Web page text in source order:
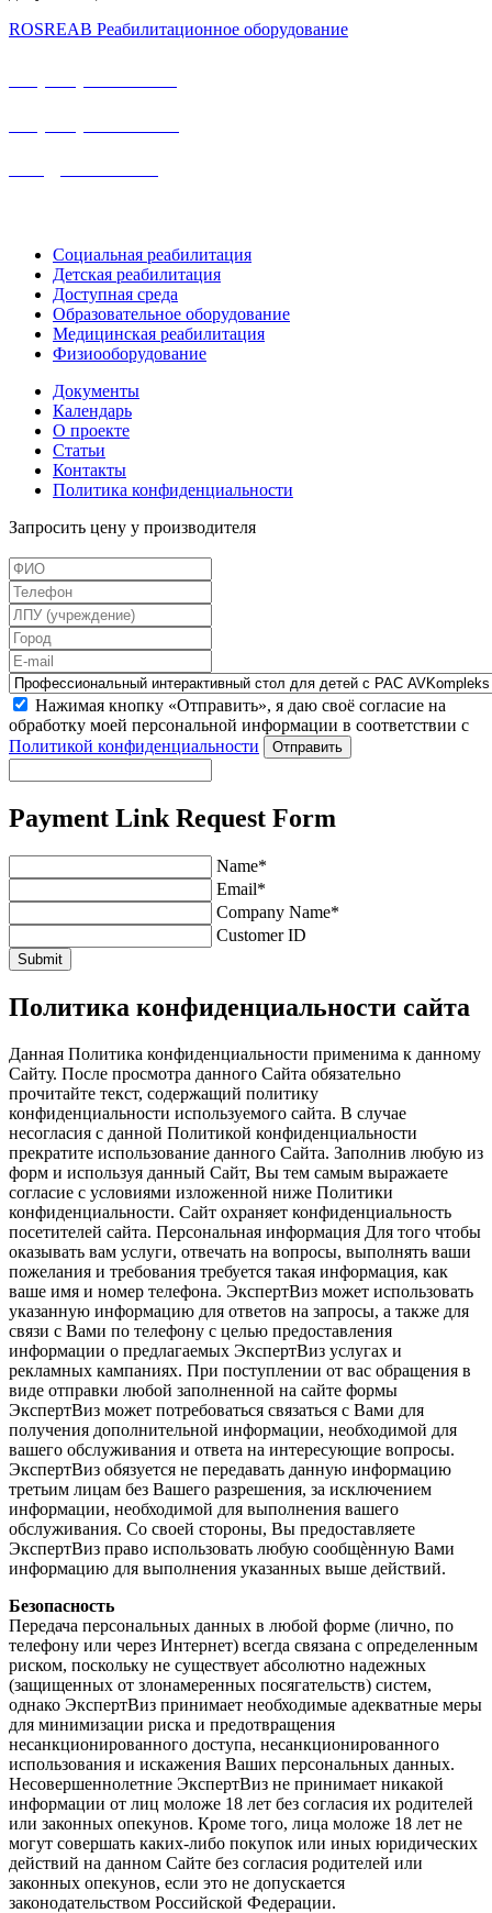
ROSREAB Реабилитационное оборудование
Социальная реабилитация
Детская реабилитация
Доступная среда
Образовательное оборудование
Медицинская реабилитация
Физиооборудование
Документы
Календарь
О проекте
Статьи
Контакты
Политика конфиденциальности
Запросить цену у производителя
Нажимая кнопку «Отправить», я даю своё согласие на
обработку моей персональной информации в соответствии с
Политикой конфиденциальности
Отправить
Payment Link Request Form
Name*
Email*
Company Name*
Customer ID
Submit
Политика конфиденциальности сайта
Данная Политика конфиденциальности применима к данному
Сайту. После просмотра данного Сайта обязательно
прочитайте текст, содержащий политику
конфиденциальности используемого сайта. В случае
несогласия с данной Политикой конфиденциальности
прекратите использование данного Сайта. Заполнив любую из
форм и используя данный Сайт, Вы тем самым выражаете
согласие с условиями изложенной ниже Политики
конфиденциальности. Сайт охраняет конфиденциальность
посетителей сайта. Персональная информация Для того чтобы
оказывать вам услуги, отвечать на вопросы, выполнять ваши
пожелания и требования требуется такая информация, как
ваше имя и номер телефона. ЭкспертВиз может использовать
указанную информацию для ответов на запросы, а также для
связи с Вами по телефону с целью предоставления
информации о предлагаемых ЭкспертВиз услугах и
рекламных кампаниях. При поступлении от вас обращения в
виде отправки любой заполненной на сайте формы
ЭкспертВиз может потребоваться связаться с Вами для
получения дополнительной информации, необходимой для
вашего обслуживания и ответа на интересующие вопросы.
ЭкспертВиз обязуется не передавать данную информацию
третьим лицам без Вашего разрешения, за исключением
информации, необходимой для выполнения вашего
обслуживания. Со своей стороны, Вы предоставляете
ЭкспертВиз право использовать любую сообщѐнную Вами
информацию для выполнения указанных выше действий.
Безопасность
Передача персональных данных в любой форме (лично, по
телефону или через Интернет) всегда связана с определенным
риском, поскольку не существует абсолютно надежных
(защищенных от злонамеренных посягательств) систем,
однако ЭкспертВиз принимает необходимые адекватные меры
для минимизации риска и предотвращения
несанкционированного доступа, несанкционированного
использования и искажения Ваших персональных данных.
Несовершеннолетние ЭкспертВиз не принимает никакой
информации от лиц моложе 18 лет без согласия их родителей
или законных опекунов. Кроме того, лица моложе 18 лет не
могут совершать каких-либо покупок или иных юридических
действий на данном Сайте без согласия родителей или
законных опекунов, если это не допускается
законодательством Российской Федерации.